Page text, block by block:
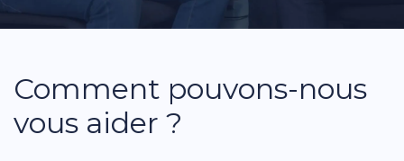
Comment pouvons-nous
vous aider ?